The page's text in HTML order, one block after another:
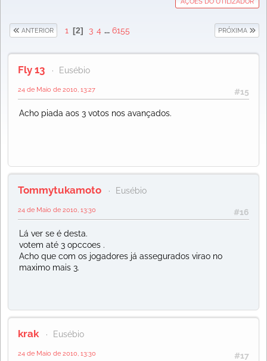
ANTERIOR 1 2 3 4 ... 6155 PRÓXIMA
Fly 13 Eusébio
#15
24 de Maio de 2010, 13:27
Acho piada aos 3 votos nos avançados.
Tommytukamoto Eusébio
#16
24 de Maio de 2010, 13:30
Lá ver se é desta.
votem até 3 opccoes .
Acho que com os jogadores já assegurados virao no
maximo mais 3.
krak Eusébio
#17
24 de Maio de 2010, 13:30